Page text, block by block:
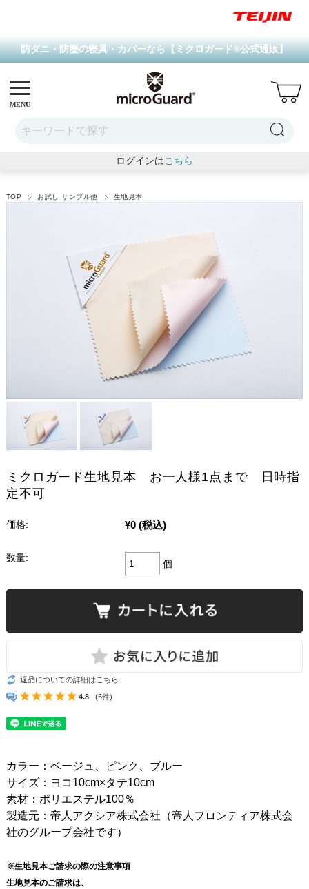
MENU
防ダニ・防塵の寝具・カバーなら【ミクロガード®公式通販】
ログインは こちら
TOP お試し サンプル他 生地見本
ミクロガード生地見本 お一人様1点まで 日時指
定不可
価格: ¥0 (税込)
数量:
個
返品についての詳細はこちら
4.8 (5件)
カラー：ベージュ、ピンク、ブルー
サイズ：ヨコ10cm×タテ10cm
素材：ポリエステル100％
製造元：帝人アクシア株式会社（帝人フロンティア株式会
社のグループ会社です）
※生地見本ご請求の際の注意事項
生地見本のご請求は、